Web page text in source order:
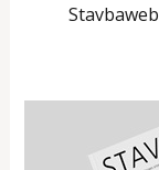
Stavbaweb